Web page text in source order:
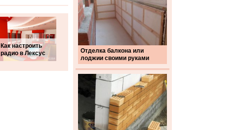
Отделка балкона или
лоджии своими руками
Как настроить
радио в Лексус